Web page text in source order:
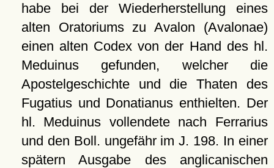
habe bei der Wiederherstellung eines
alten Oratoriums zu Avalon (Avalonae)
einen alten Codex von der Hand des hl.
Meduinus gefunden, welcher die
Apostelgeschichte und die Thaten des
Fugatius und Donatianus enthielten. Der
hl. Meduinus vollendete nach Ferrarius
und den Boll. ungefähr im J. 198. In einer
spätern Ausgabe des anglicanischen